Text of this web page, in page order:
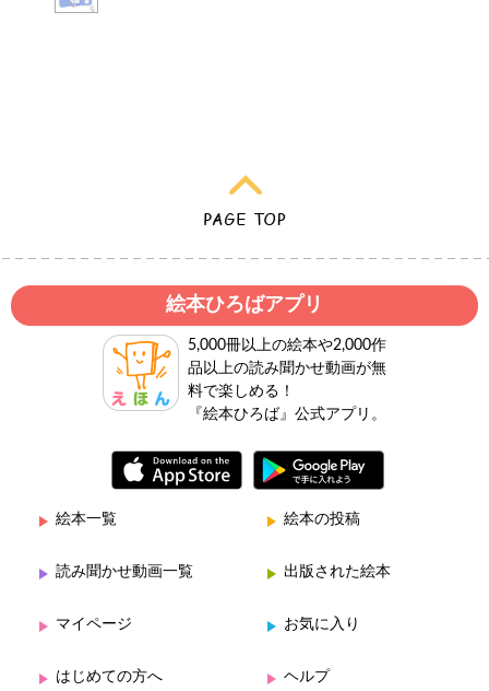
絵本ひろばアプリ
5,000冊以上の絵本や2,000作
品以上の読み聞かせ動画が無
料で楽しめる！
『絵本ひろば』公式アプリ。
絵本一覧 絵本の投稿
読み聞かせ動画一覧 出版された絵本
マイページ お気に入り
はじめての方へ ヘルプ